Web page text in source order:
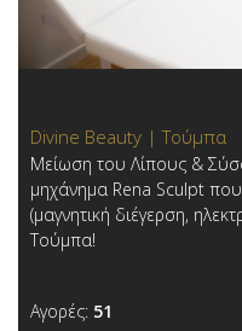
Divine Beauty | Τούμπα
Μείωση του Λίπους &
μηχάνημα Rena Sculpt που
(μαγνητική διέγερση,
Τούμπα!
Αγορές: 51